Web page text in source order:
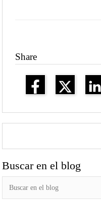
Share
Buscar en el blog